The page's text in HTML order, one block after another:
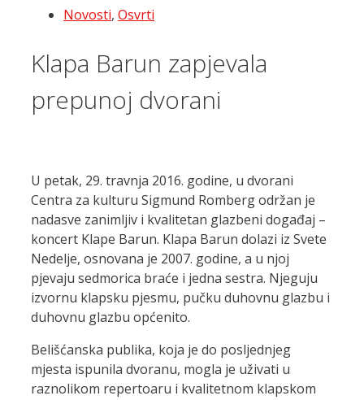
Novosti, Osvrti
Klapa Barun zapjevala
prepunoj dvorani
U petak, 29. travnja 2016. godine, u dvorani
Centra za kulturu Sigmund Romberg održan je
nadasve zanimljiv i kvalitetan glazbeni događaj –
koncert Klape Barun. Klapa Barun dolazi iz Svete
Nedelje, osnovana je 2007. godine, a u njoj
pjevaju sedmorica braće i jedna sestra. Njeguju
izvornu klapsku pjesmu, pučku duhovnu glazbu i
duhovnu glazbu općenito.
Belišćanska publika, koja je do posljednjeg
mjesta ispunila dvoranu, mogla je uživati u
raznolikom repertoaru i kvalitetnom klapskom